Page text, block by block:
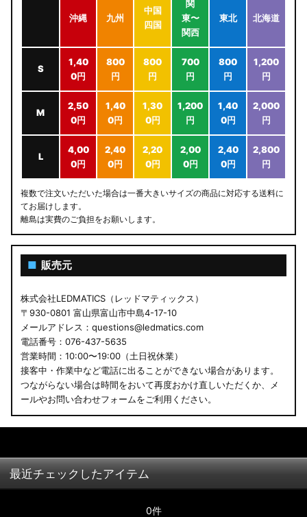
沖縄 九州
中国
四国
関
東〜
関西
東北 北海道
S
1,40
0円
800
円
800
円
700
円
800
円
1,200
円
M
2,50
0円
1,40
0円
1,30
0円
1,200
円
1,40
0円
2,000
円
L
4,00
0円
2,40
0円
2,20
0円
2,00
0円
2,40
0円
2,800
円
複数で注文いただいた場合は一番大きいサイズの商品に対応する送料に
てお届けします。
離島は実費のご負担をお願いします。
■ 販売元
株式会社LEDMATICS（レッドマティックス）
〒930-0801 富山県富山市中島4-17-10
メールアドレス：questions@ledmatics.com
電話番号：076-437-5635
営業時間：10:00〜19:00（土日祝休業）
接客中・作業中など電話に出ることができない場合があります。
つながらない場合は時間をおいて再度おかけ直しいただくか、メ
ールやお問い合わせフォームをご利用ください。
最近チェックしたアイテム
0件